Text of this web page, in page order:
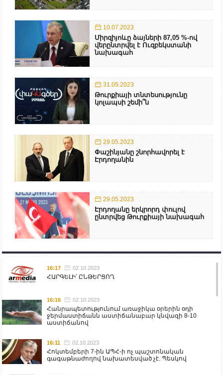
10.07.2023
Միրզիյոևը ձայների 87,05 %-ով
վերընտրվել է Ուզբեկստանի
նախագահ
31.05.2023
Թուրքիայի տնտեսությունը
կոլապսի շեմի՞ն
29.05.2023
Փաշինյանը շնորհավորել է
Էրդողանին
29.05.2023
Էրդողանը երկրորդ փուլով
ընտրվեց Թուրքիայի նախագահ
16:17 02.10.2023
ՀԱՐԳԵԼԻ՛ ԸՆԹԵՐՑՈՂ
16:16 02.10.2023
Հանրապետությունում առաջիկա օրերին օդի
ջերմաստիճանն աստիճանաբար կնվազի 8-10
աստիճանով
16:11 02.10.2023
Հոկտեմբերի 7-ին ԱՊՀ-ի ոչ պաշտոնական
գագաթնաժողով նախատեսված չէ. Պեսկով